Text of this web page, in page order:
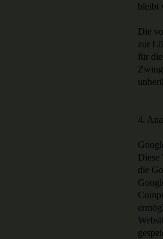
bleibt
Die
zur
für
4.
Diese
die